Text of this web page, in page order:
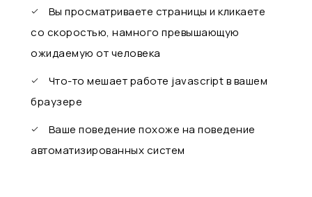
Вы просматриваете страницы и кликаете
со скоростью, намного превышающую
ожидаемую от человека
Что-то мешает работе javascript в вашем
браузере
Ваше поведение похоже на поведение
автоматизированных систем